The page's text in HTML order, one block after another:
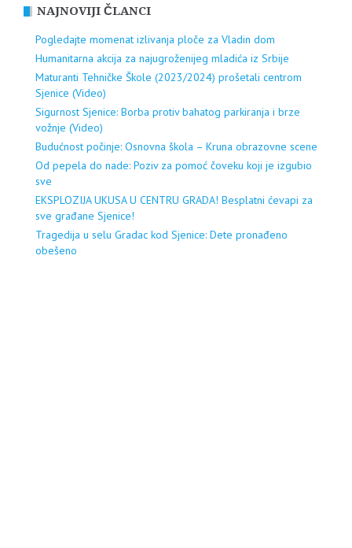
NAJNOVIJI ČLANCI
Pogledajte momenat izlivanja ploče za Vladin dom
Humanitarna akcija za najugroženijeg mladića iz Srbije
Maturanti Tehničke Škole (2023/2024) prošetali centrom
Sjenice (Video)
Sigurnost Sjenice: Borba protiv bahatog parkiranja i brze
vožnje (Video)
Budućnost počinje: Osnovna škola – Kruna obrazovne scene
Od pepela do nade: Poziv za pomoć čoveku koji je izgubio
sve
EKSPLOZIJA UKUSA U CENTRU GRADA! Besplatni ćevapi za
sve građane Sjenice!
Tragedija u selu Gradac kod Sjenice: Dete pronađeno
obešeno